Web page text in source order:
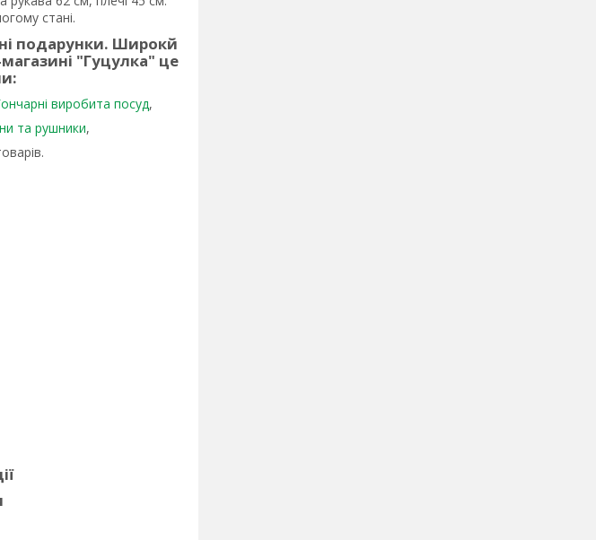
стані.
подарунки. Широкй
"Гуцулка" це
виробита посуд,
та рушники,